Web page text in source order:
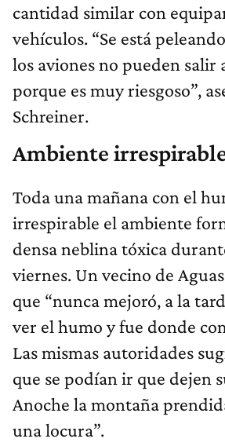
cantidad similar con
vehículos. “Se está
los aviones no pueden salir
porque es muy riesgoso”,
Schreiner.
Ambiente
Toda una mañana con el
irrespirable el ambiente
densa neblina tóxica
viernes. Un vecino de
que “nunca mejoró, a la
ver el humo y fue donde
Las mismas autoridades
que se podían ir que dejen
Anoche la montaña
una locura”.